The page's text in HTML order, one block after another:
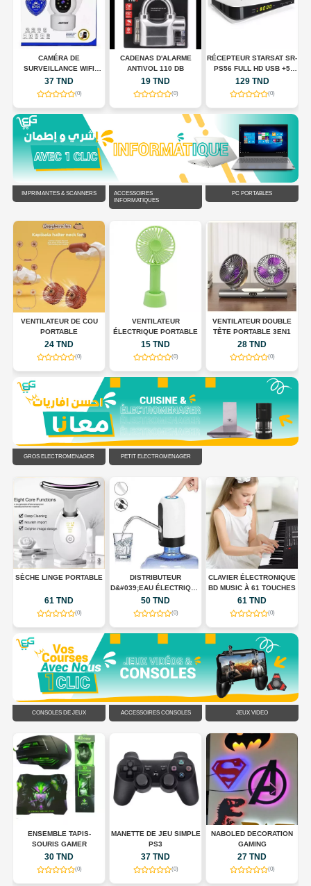
CAMÉRA DE
SURVEILLANCE WIFI
INTELLIGENTE JORTAN
JT-8183HJS
37 TND
(0)
CADENAS D'ALARME
ANTIVOL 110 DB
19 TND
(0)
RÉCEPTEUR STARSAT SR-
PS56 FULL HD USB +5
ABONNMONT
129 TND
(0)
IMPRIMANTES & SCANNERS
ACCESSOIRES
INFORMATIQUES
PC PORTABLES
VENTILATEUR DE COU
PORTABLE
24 TND
(0)
VENTILATEUR
ÉLECTRIQUE PORTABLE
15 TND
(0)
VENTILATEUR DOUBLE
TÊTE PORTABLE 3EN1
28 TND
(0)
GROS ÉLECTROMÉNAGER PETIT ÉLECTROMÉNAGER
SÈCHE LINGE PORTABLE
61 TND
(0)
DISTRIBUTEUR
D&#039;EAU ÉLECTRIQUE
PORTABLE USB
RECHARGEABLE
50 TND
(0)
CLAVIER ÉLECTRONIQUE
BD MUSIC À 61 TOUCHES
61 TND
(0)
CONSOLES DE JEUX ACCESSOIRES CONSOLES JEUX VIDÉO
ENSEMBLE TAPIS-
SOURIS GAMER
30 TND
(0)
MANETTE DE JEU SIMPLE
PS3
37 TND
(0)
NABOLED DECORATION
GAMING
27 TND
(0)